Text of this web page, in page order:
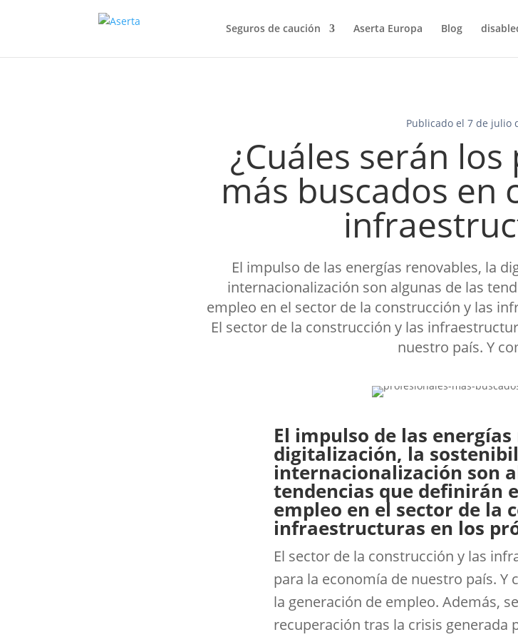
Seguros de caución Aserta Europa Blog
Publicado el 7 de julio
¿Cuáles serán
más buscados en
El impulso de las energías renovables, la
internacionalización son algunas de las
empleo en el sector de la construcción y las
El sector de la construcción y las
nuestro país. Y
El impulso de las
digitalización, la
internacionalización son
tendencias que definirán
empleo en el sector de la
infraestructuras en los
El sector de la construcción y las
para la economía de nuestro país. Y
la generación de empleo. Además,
recuperación tras la crisis generada